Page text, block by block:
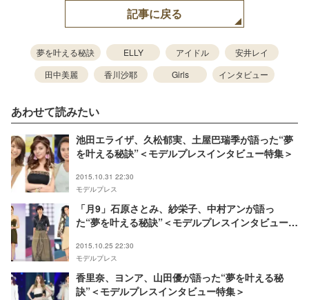
記事に戻る
夢を叶える秘訣 ELLY アイドル
安井レイ
田中美麗
香川沙耶 Girls インタビュー
あわせて読みたい
池田エライザ、久松郁実、土屋巴瑞季が語った“夢
を叶える秘訣”＜モデルプレスインタビュー特集＞
2015.10.31 22:30
モデルプレス
「月9」石原さとみ、紗栄子、中村アンが語っ
た“夢を叶える秘訣”＜モデルプレスインタビュー特
2015.10.25 22:30
モデルプレス
香里奈、ヨンア、山田優が語った“夢を叶える秘
訣”＜モデルプレスインタビュー特集＞